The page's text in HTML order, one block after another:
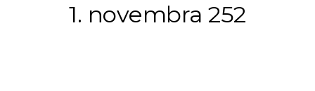
1. novembra 252